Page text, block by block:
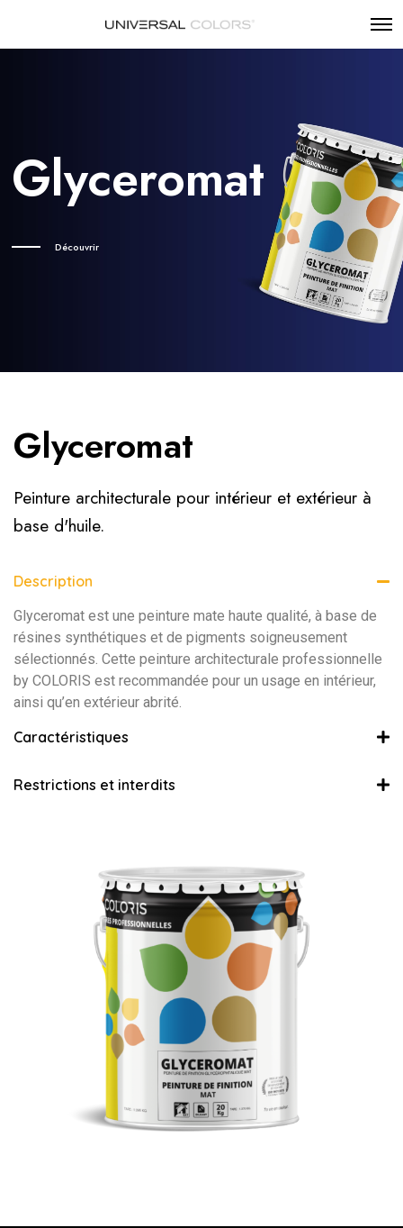
Glyceromat
Découvrir
Glyceromat
Peinture architecturale pour intérieur et extérieur à
base d'huile.
Description
Glyceromat est une peinture mate haute qualité, à base de
résines synthétiques et de pigments soigneusement
sélectionnés. Cette peinture architecturale professionnelle
by COLORIS est recommandée pour un usage en intérieur,
ainsi qu’en extérieur abrité.
Caractéristiques
Restrictions et interdits